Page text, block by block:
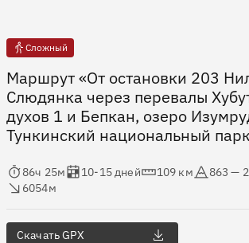
Сложный
Маршрут «От остановки 203
Слюдянка через перевалы
духов 1 и Бепкан, озеро
Тункинский национальный
в пути
86ч 25м
Оценка в днях
10-15 дней
Дистанция
109 км
Абсолютная
863 —
6054м
Скачать GPX